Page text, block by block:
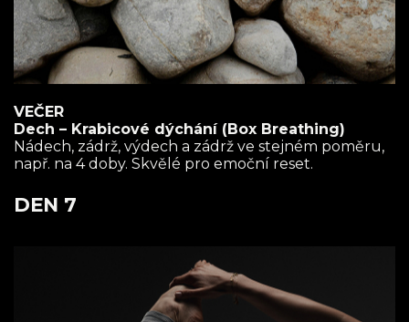
VEČER
Dech – Krabicové dýchání (Box Breathing)
Nádech, zádrž, výdech a zádrž ve stejném poměru,
např. na 4 doby. Skvělé pro emoční reset.
DEN 7